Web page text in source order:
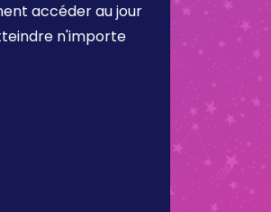
accéder au jour
n'importe